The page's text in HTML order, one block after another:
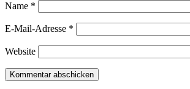
Name *
E-Mail-Adresse *
Website